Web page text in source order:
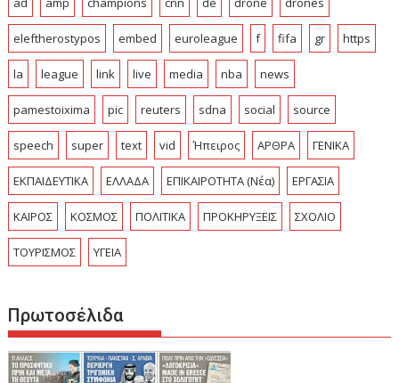
eleftherostypos embed euroleague f fifa gr https
la league link live media nba news
pamestoixima pic reuters sdna social source
speech super text vid Ήπειρος ΑΡΘΡΑ ΓΕΝΙΚΑ
ΕΚΠΑΙΔΕΥΤΙΚΑ ΕΛΛΑΔΑ ΕΠΙΚΑΙΡΟΤΗΤΑ (Νέα) ΕΡΓΑΣΙΑ
ΚΑΙΡΟΣ ΚΟΣΜΟΣ ΠΟΛΙΤΙΚΑ ΠΡΟΚΗΡΥΞΕΙΣ ΣΧΟΛΙΟ
ΤΟΥΡΙΣΜΟΣ ΥΓΕΙΑ
Πρωτοσέλιδα